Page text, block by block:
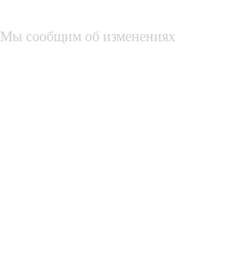
Мы сообщим об изменениях